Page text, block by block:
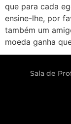
que para cada
ensine-lhe, por
também um
moeda ganha
Sala de